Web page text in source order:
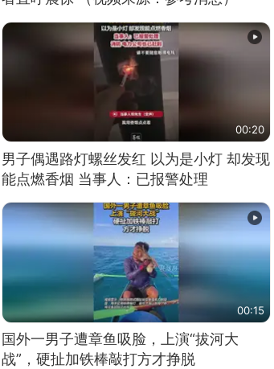
00:20
男子偶遇路灯螺丝发红 以为是小灯 却发现
能点燃香烟 当事人：已报警处理
00:15
国外一男子遭章鱼吸脸，上演“拔河大
战”，硬扯加铁棒敲打方才挣脱